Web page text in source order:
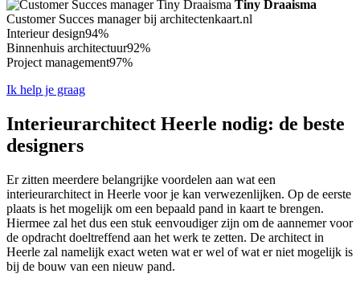
Tiny Draaisma
Customer Succes manager bij architectenkaart.nl
Interieur design94%
Binnenhuis architectuur92%
Project management97%
Ik help je graag
Interieurarchitect Heerle nodig: de beste
designers
Er zitten meerdere belangrijke voordelen aan wat een
interieurarchitect in Heerle voor je kan verwezenlijken. Op de eerste
plaats is het mogelijk om een bepaald pand in kaart te brengen.
Hiermee zal het dus een stuk eenvoudiger zijn om de aannemer voor
de opdracht doeltreffend aan het werk te zetten. De architect in
Heerle zal namelijk exact weten wat er wel of wat er niet mogelijk is
bij de bouw van een nieuw pand.